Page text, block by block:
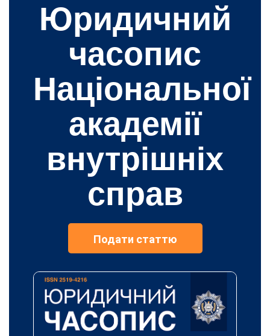
Юридичний
часопис
Національної
академії
внутрішніх
справ
Подати статтю